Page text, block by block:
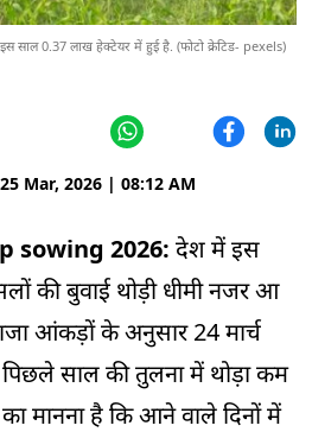
साल 0.37 लाख हेक्टेयर में हुई है. (फोटो क्रेटिड- pexels)
Mar, 2026 | 08:12 AM
sowing 2026: देश में इस
की बुवाई थोड़ी धीमी नजर आ
आंकड़ों के अनुसार 24 मार्च
साल की तुलना में थोड़ा कम
का मानना है कि आने वाले दिनों में